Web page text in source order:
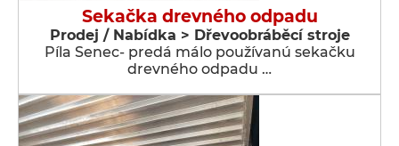
Sekačka drevného odpadu
Prodej / Nabídka > Dřevoobráběcí stroje
Píla Senec- predá málo používanú sekačku
drevného odpadu …